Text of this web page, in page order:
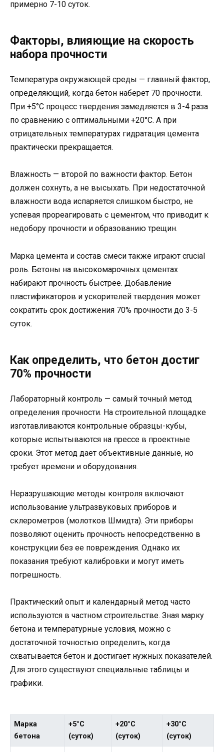
примерно 7-10 суток.
Факторы, влияющие на скорость
набора прочности
Температура окружающей среды — главный фактор,
определяющий, когда бетон наберет 70 прочности.
При +5°C процесс твердения замедляется в 3-4 раза
по сравнению с оптимальными +20°C. А при
отрицательных температурах гидратация цемента
практически прекращается.
Влажность — второй по важности фактор. Бетон
должен сохнуть, а не высыхать. При недостаточной
влажности вода испаряется слишком быстро, не
успевая прореагировать с цементом, что приводит к
недобору прочности и образованию трещин.
Марка цемента и состав смеси также играют crucial
роль. Бетоны на высокомарочных цементах
набирают прочность быстрее. Добавление
пластификаторов и ускорителей твердения может
сократить срок достижения 70% прочности до 3-5
суток.
Как определить, что бетон достиг
70% прочности
Лабораторный контроль — самый точный метод
определения прочности. На строительной площадке
изготавливаются контрольные образцы-кубы,
которые испытываются на прессе в проектные
сроки. Этот метод дает объективные данные, но
требует времени и оборудования.
Неразрушающие методы контроля включают
использование ультразвуковых приборов и
склерометров (молотков Шмидта). Эти приборы
позволяют оценить прочность непосредственно в
конструкции без ее повреждения. Однако их
показания требуют калибровки и могут иметь
погрешность.
Практический опыт и календарный метод часто
используются в частном строительстве. Зная марку
бетона и температурные условия, можно с
достаточной точностью определить, когда
схватывается бетон и достигает нужных показателей.
Для этого существуют специальные таблицы и
графики.
Марка
бетона
+5°C
(суток)
+20°C
(суток)
+30°C
(суток)